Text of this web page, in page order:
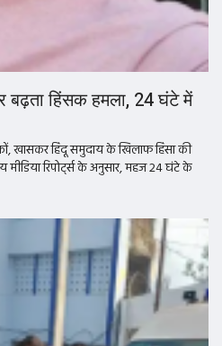
बढ़ता हिंसक हमला, 24 घंटे में
खासकर हिंदू समुदाय के खिलाफ हिंसा की
मीडिया रिपोर्ट्स के अनुसार, महज 24 घंटे के